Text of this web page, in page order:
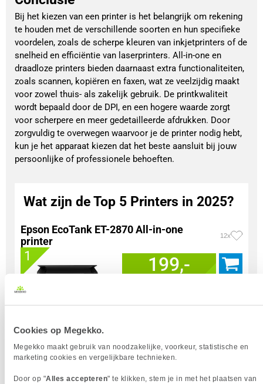
Cookies op Megekko.
Megekko maakt gebruik van noodzakelijke, voorkeur, statistische en
marketing cookies en vergelijkbare technieken.
Door op "Alles accepteren" te klikken, stem je in met het plaatsen van
Bij het kiezen van een printer is het belangrijk om rekening
te houden met de verschillende soorten en hun specifieke
voordelen, zoals de scherpe kleuren van inkjetprinters of de
snelheid en efficiëntie van laserprinters. All-in-one en
draadloze printers bieden daarnaast extra functionaliteiten,
zoals scannen, kopiëren en faxen, wat ze veelzijdig maakt
voor zowel thuis- als zakelijk gebruik. De printkwaliteit
wordt bepaald door de DPI, en een hogere waarde zorgt
voor scherpere en meer gedetailleerde afdrukken. Door
zorgvuldig te overwegen waarvoor je de printer nodig hebt,
kun je het apparaat kiezen dat het beste aansluit bij jouw
persoonlijke of professionele behoeften.
Wat zijn de Top 5 Printers in 2025?
Epson EcoTank ET-2870 All-in-one
printer
12x
1 199,-
Uit eigen voorraad leverbaar. Levertijd:
Merk
Epson
Kopiëren